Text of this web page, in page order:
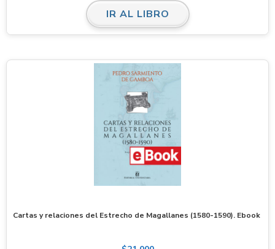
IR AL LIBRO
Cartas y relaciones del Estrecho de Magallanes (1580-1590). Ebook